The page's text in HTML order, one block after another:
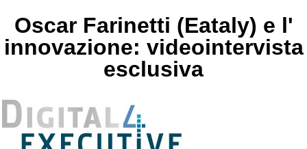
Oscar Farinetti (Eataly) e l'
innovazione: videointervista
esclusiva